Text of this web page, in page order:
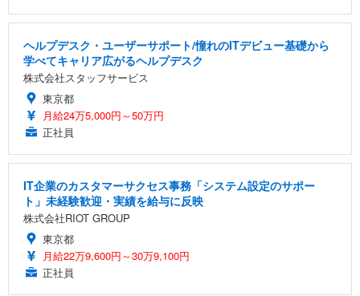
ヘルプデスク・ユーザーサポート/憧れのITデビュー基礎から
学べてキャリア広がるヘルプデスク
株式会社スタッフサービス
東京都
月給24万5,000円～50万円
正社員
IT企業のカスタマーサクセス事務「システム設定のサポー
ト」未経験歓迎・実績を給与に反映
株式会社RIOT GROUP
東京都
月給22万9,600円～30万9,100円
正社員